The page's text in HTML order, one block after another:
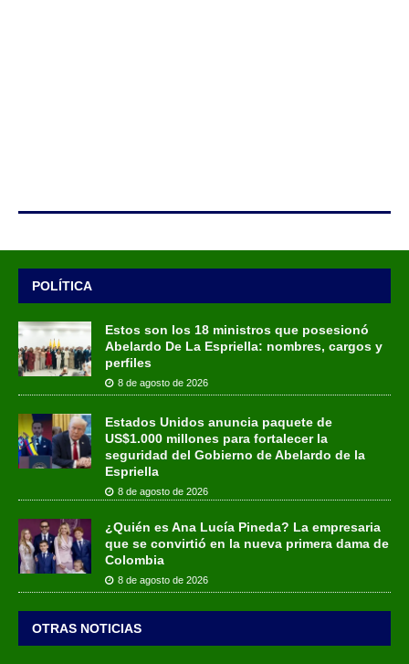
POLÍTICA
Estos son los 18 ministros que posesionó
Abelardo De La Espriella: nombres, cargos y
perfiles
8 de agosto de 2026
Estados Unidos anuncia paquete de
US$1.000 millones para fortalecer la
seguridad del Gobierno de Abelardo de la
Espriella
8 de agosto de 2026
¿Quién es Ana Lucía Pineda? La empresaria
que se convirtió en la nueva primera dama de
Colombia
8 de agosto de 2026
OTRAS NOTICIAS